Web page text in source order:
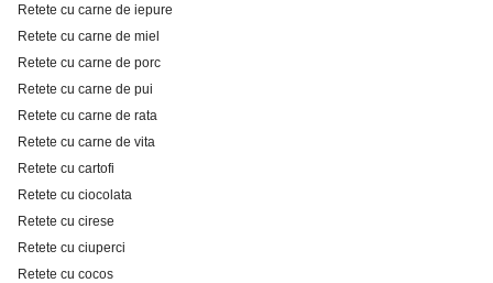
Retete cu carne de iepure
Retete cu carne de miel
Retete cu carne de porc
Retete cu carne de pui
Retete cu carne de rata
Retete cu carne de vita
Retete cu cartofi
Retete cu ciocolata
Retete cu cirese
Retete cu ciuperci
Retete cu cocos